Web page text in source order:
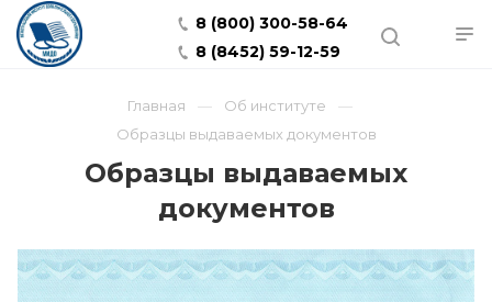
8 (800) 300-58-64
8 (8452) 59-12-59
Главная
Об институте
Образцы выдаваемых документов
Образцы выдаваемых
документов